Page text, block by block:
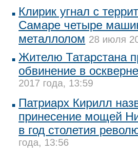
Клирик угнал с
Самаре четыре
металлолом 28 июля
Жителю Татарстана
обвинение в
2017 года, 13:59
Патриарх Кирилл
принесение мощей
в год столетия
года, 13:56